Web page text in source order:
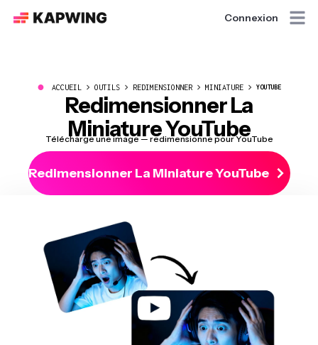
Connexion
● ACCUEIL OUTILS REDIMENSIONNER MINIATURE YOUTUBE
Redimensionner La
Miniature YouTube
Télécharge une image — redimensionne pour YouTube
Redimensionner La Miniature YouTube